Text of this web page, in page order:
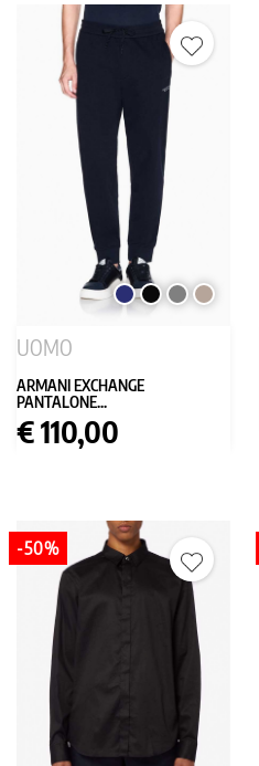
BLU
SCURO
NEROGRIGIOTORTORA
UOMO
ARMANI EXCHANGE
PANTALONE...
Prezzo
€ 110,00
-50%